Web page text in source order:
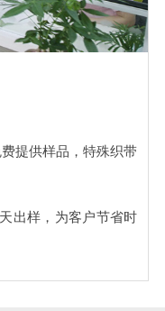
提供样品，特殊织带
出样，为客户节省时